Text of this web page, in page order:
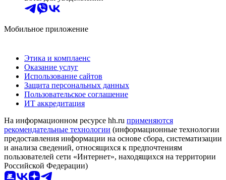
Мобильное приложение
Этика и комплаенс
Оказание услуг
Использование сайтов
Защита персональных данных
Пользовательское соглашение
ИТ аккредитация
На информационном ресурсе hh.ru применяются
рекомендательные технологии (информационные технологии
предоставления информации на основе сбора, систематизации
и анализа сведений, относящихся к предпочтениям
пользователей сети «Интернет», находящихся на территории
Российской Федерации)